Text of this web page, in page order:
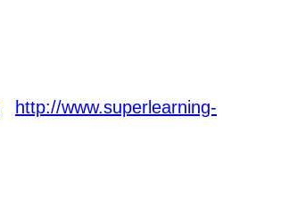
http://www.superlearning-